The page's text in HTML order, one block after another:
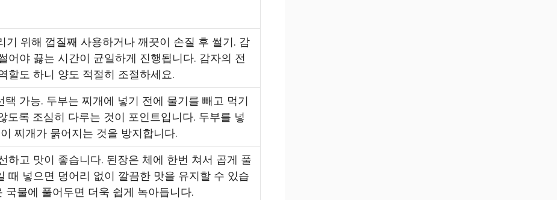
기 위해 껍질째 사용하거나 깨끗이 손질 후 썰기. 감
어야 끓는 시간이 균일하게 진행됩니다. 감자의 전
할도 하니 양도 적절히 조절하세요.
가능. 두부는 찌개에 넣기 전에 물기를 빼고 먹기
도록 조심히 다루는 것이 포인트입니다. 두부를 넣
찌개가 묽어지는 것을 방지합니다.
하고 맛이 좋습니다. 된장은 체에 한번 쳐서 곱게 풀
때 넣으면 덩어리 없이 깔끔한 맛을 유지할 수 있습
국물에 풀어두면 더욱 쉽게 녹아듭니다.